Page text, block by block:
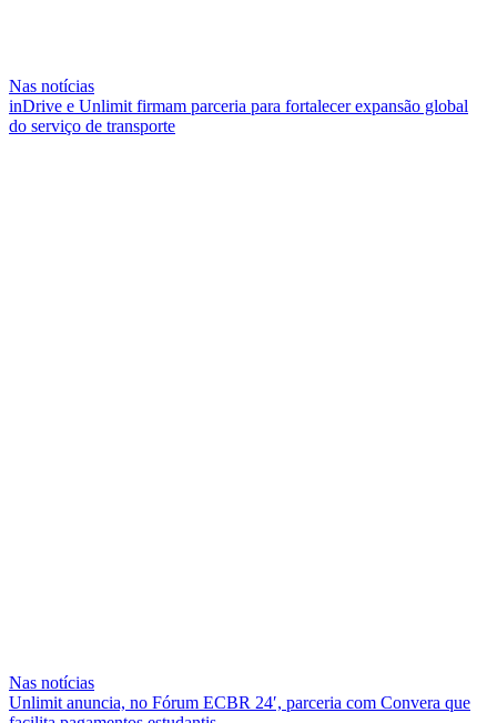
Nas notícias
inDrive e Unlimit firmam parceria para fortalecer expansão global
do serviço de transporte
Nas notícias
Unlimit anuncia, no Fórum ECBR 24′, parceria com Convera que